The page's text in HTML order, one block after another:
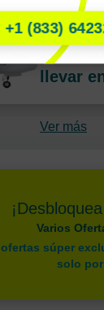
¿Qué
llevar
Ver más
Varios
ofertas súper
solo
+1 (833)